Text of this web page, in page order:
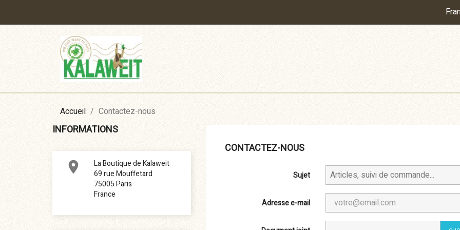
Accueil Contactez-nous
INFORMATIONS

La Boutique de Kalaweit
69 rue Mouffetard
75005 Paris
France
CONTACTEZ-NOUS
Sujet
Adresse e-mail